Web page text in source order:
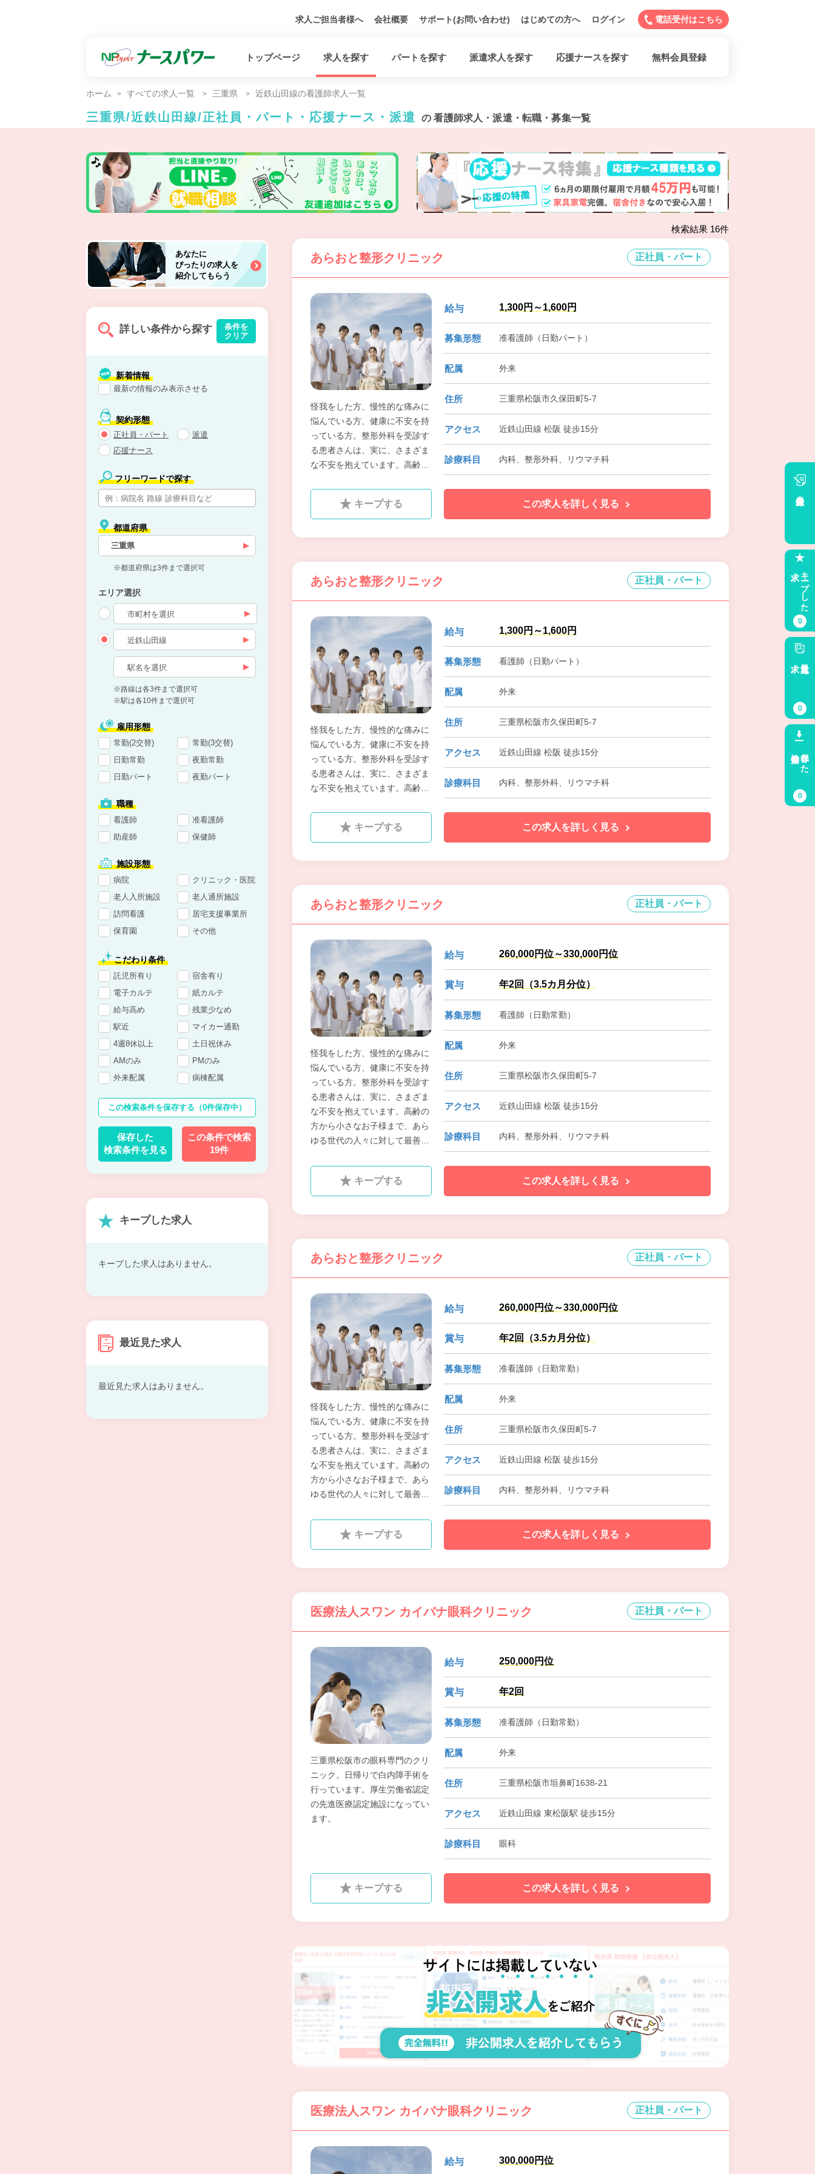
求人ご担当者様へ 会社概要 サポート(お問い合わせ) はじめての方へ ログイン 電話受付はこちら
トップページ 求人を探す パートを探す 派遣求人を探す 応援ナースを探す 無料会員登録
ホーム すべての求人一覧 三重県 近鉄山田線の看護師求人一覧
三重県/近鉄山田線/正社員・パート・応援ナース・派遣 の 看護師求人・派遣・転職・募集一覧
検索結果 16件
あらおと整形クリニック 正社員・パート
怪我をした方、慢性的な痛みに
悩んでいる方、健康に不安を持
っている方。整形外科を受診す
る患者さんは、実に、さまざま
な不安を抱えています。高齢の
ゆる世代の人々に対して最善の
医療を提供するために、スタッ
ていきたいと考えています。
給与 1,300円～1,600円
募集形態 准看護師（日勤パート）
配属 外来
住所 三重県松阪市久保田町5-7
アクセス 近鉄山田線 松阪 徒歩15分
診療科目 内科、整形外科、リウマチ科
キープする この求人を詳しく見る
あらおと整形クリニック 正社員・パート
怪我をした方、慢性的な痛みに
悩んでいる方、健康に不安を持
っている方。整形外科を受診す
る患者さんは、実に、さまざま
な不安を抱えています。高齢の
ゆる世代の人々に対して最善の
医療を提供するために、スタッ
ていきたいと考えています。
給与 1,300円～1,600円
募集形態 看護師（日勤パート）
配属 外来
住所 三重県松阪市久保田町5-7
アクセス 近鉄山田線 松阪 徒歩15分
診療科目 内科、整形外科、リウマチ科
キープする この求人を詳しく見る
あらおと整形クリニック 正社員・パート
怪我をした方、慢性的な痛みに
悩んでいる方、健康に不安を持
っている方。整形外科を受診す
る患者さんは、実に、さまざま
な不安を抱えています。高齢の
方から小さなお子様まで、あら
ゆる世代の人々に対して最善の
フ一丸となって、全力を尽くし
ていきたいと考えています。
給与 260,000円位～330,000円位
賞与 年2回（3.5カ月分位）
募集形態 看護師（日勤常勤）
配属 外来
住所 三重県松阪市久保田町5-7
アクセス 近鉄山田線 松阪 徒歩15分
診療科目 内科、整形外科、リウマチ科
キープする この求人を詳しく見る
あらおと整形クリニック 正社員・パート
怪我をした方、慢性的な痛みに
悩んでいる方、健康に不安を持
っている方。整形外科を受診す
る患者さんは、実に、さまざま
な不安を抱えています。高齢の
方から小さなお子様まで、あら
ゆる世代の人々に対して最善の
フ一丸となって、全力を尽くし
ていきたいと考えています。
給与 260,000円位～330,000円位
賞与 年2回（3.5カ月分位）
募集形態 准看護師（日勤常勤）
配属 外来
住所 三重県松阪市久保田町5-7
アクセス 近鉄山田線 松阪 徒歩15分
診療科目 内科、整形外科、リウマチ科
キープする この求人を詳しく見る
医療法人スワン カイバナ眼科クリニック 正社員・パート
三重県松阪市の眼科専門のクリ
ニック。日帰りで白内障手術を
行っています。厚生労働省認定
の先進医療認定施設になってい
ます。
給与 250,000円位
賞与 年2回
募集形態 准看護師（日勤常勤）
配属 外来
住所 三重県松阪市垣鼻町1638-21
アクセス 近鉄山田線 東松阪駅 徒歩15分
診療科目 眼科
キープする この求人を詳しく見る
医療法人スワン カイバナ眼科クリニック 正社員・パート
給与 300,000円位
あなたに
ぴったりの求人を
紹介してもらう
詳しい条件から探す
条件を
クリア
新着情報
最新の情報のみ表示させる
契約形態
正社員・パート
派遣
応援ナース
フリーワードで探す
都道府県
三重県
※都道府県は3件まで選択可
エリア選択
※路線は各3件まで選択可
※駅は各10件まで選択可
雇用形態
常勤(2交替)
常勤(3交替)
日勤常勤
夜勤常勤
日勤パート
夜勤パート
職種
看護師
准看護師
助産師
保健師
施設形態
病院
クリニック・医院
老人入所施設
老人通所施設
訪問看護
居宅支援事業所
保育園
その他
こだわり条件
託児所有り
宿舎有り
電子カルテ
紙カルテ
給与高め
残業少なめ
駅近
マイカー通勤
4週8休以上
土日祝休み
AMのみ
PMのみ
外来配属
病棟配属
この検索条件を保存する （0件保存中）
保存した
検索条件を見る
この条件で検索
19件
キープした求人
キープした求人はありません。
最近見た求人
最近見た求人はありません。
キープした
0
最近見た
0
保存した
0